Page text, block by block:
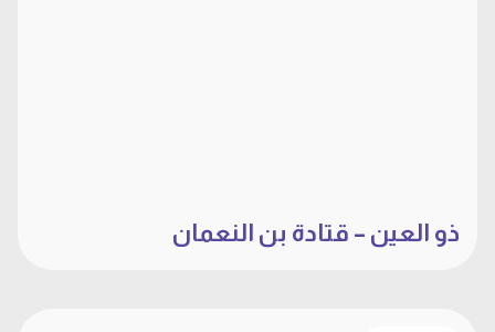
ذو العين – قتادة بن النعمان